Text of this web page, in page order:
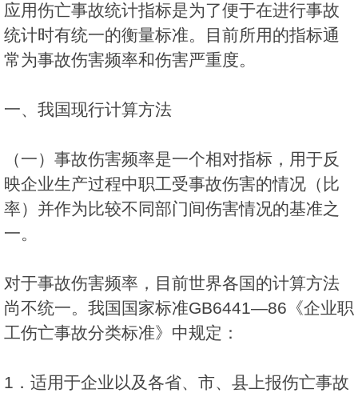
应用伤亡事故统计指标是为了便于在进行事故
统计时有统一的衡量标准。目前所用的指标通
常为事故伤害频率和伤害严重度。
一、我国现行计算方法
（一）事故伤害频率是一个相对指标，用于反
映企业生产过程中职工受事故伤害的情况（比
率）并作为比较不同部门间伤害情况的基准之
一。
对于事故伤害频率，目前世界各国的计算方法
尚不统一。我国国家标准GB6441—86《企业职
工伤亡事故分类标准》中规定：
1．适用于企业以及各省、市、县上报伤亡事故